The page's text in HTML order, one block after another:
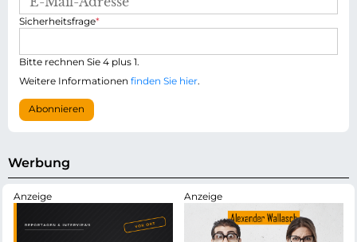
M
l
-
d
r
s
e
P
i
h
t
f
d
Sicherheitsfrage*
Bitte rechnen Sie 4 plus 1.
Weitere Informationen finden Sie hier.
Abonnieren
Werbung